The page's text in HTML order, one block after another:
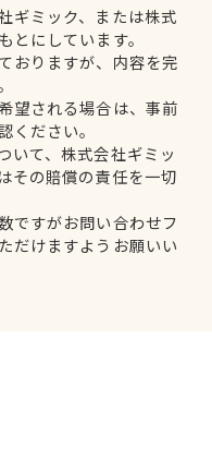
ギミック、または株式
にしています。
おりますが、内容を完
望される場合は、事前
ください。
いて、株式会社ギミッ
その賠償の責任を一切
ですがお問い合わせフ
だけますようお願いい